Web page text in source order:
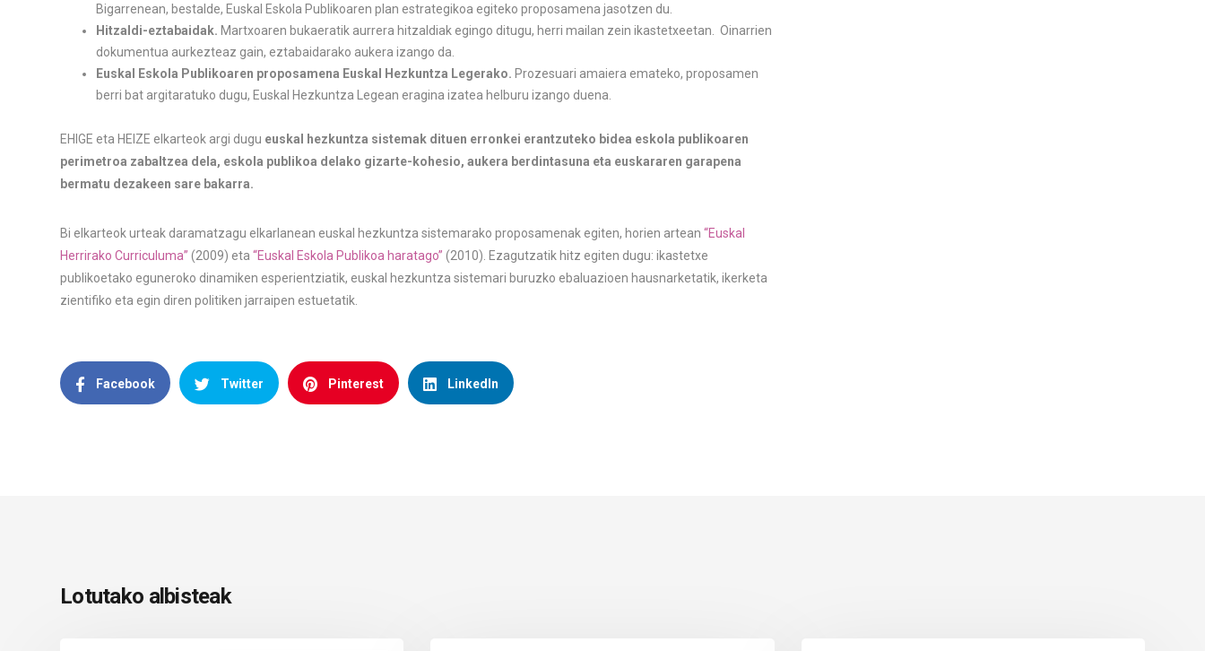
Bigarrenean, bestalde, Euskal Eskola Publikoaren plan estrategikoa egiteko proposamena jasotzen du.
Hitzaldi-eztabaidak. Martxoaren bukaeratik aurrera hitzaldiak egingo ditugu, herri mailan zein ikastetxeetan. Oinarrien
dokumentua aurkezteaz gain, eztabaidarako aukera izango da.
Euskal Eskola Publikoaren proposamena Euskal Hezkuntza Legerako. Prozesuari amaiera emateko, proposamen
berri bat argitaratuko dugu, Euskal Hezkuntza Legean eragina izatea helburu izango duena.
EHIGE eta HEIZE elkarteok argi dugu euskal hezkuntza sistemak dituen erronkei erantzuteko bidea eskola publikoaren
perimetroa zabaltzea dela, eskola publikoa delako gizarte-kohesio, aukera berdintasuna eta euskararen garapena
bermatu dezakeen sare bakarra.
Bi elkarteok urteak daramatzagu elkarlanean euskal hezkuntza sistemarako proposamenak egiten, horien artean “Euskal
Herrirako Curriculuma” (2009) eta “Euskal Eskola Publikoa haratago” (2010). Ezagutzatik hitz egiten dugu: ikastetxe
publikoetako eguneroko dinamiken esperientziatik, euskal hezkuntza sistemari buruzko ebaluazioen hausnarketatik, ikerketa
zientifiko eta egin diren politiken jarraipen estuetatik.
Facebook Twitter Pinterest LinkedIn
Lotutako albisteak